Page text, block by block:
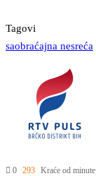
Tagovi
saobraćajna nesreća
0 293 Kraće od minute